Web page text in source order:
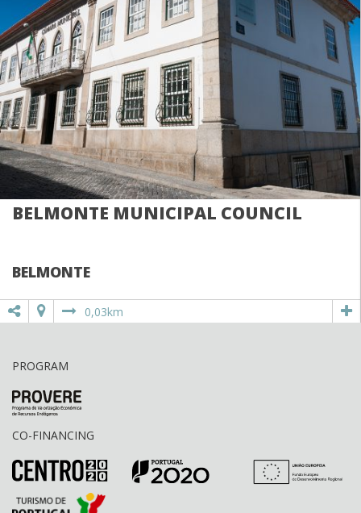
BELMONTE MUNICIPAL COUNCIL
BELMONTE
0,03km
PROGRAM
CO-FINANCING